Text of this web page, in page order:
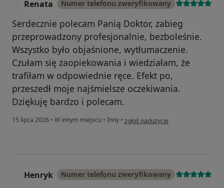
Renata Numer telefonu zweryfikowany
Serdecznie polecam Panią Doktor, zabieg
przeprowadzony profesjonalnie, bezboleśnie.
Wszystko było objaśnione, wytłumaczenie.
Czułam się zaopiekowania i wiedziałam, że
trafiłam w odpowiednie ręce. Efekt po,
przeszedł moje najśmielsze oczekiwania.
Dziękuję bardzo i polecam.
15 lipca 2026 • W innym miejscu • Inny • w opinii użytkownika Renata
zgłoś nadużycie
Henryk Numer telefonu zweryfikowany